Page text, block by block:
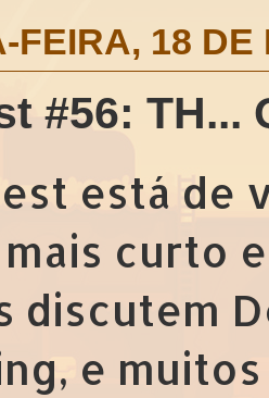
FEIRA, 18 DE
#56: TH...
está
curto
discutem
e